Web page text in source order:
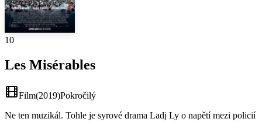
10
Les Misérables
Film(2019)Pokročilý
Ne ten muzikál. Tohle je syrové drama Ladj Ly o napětí mezi policií